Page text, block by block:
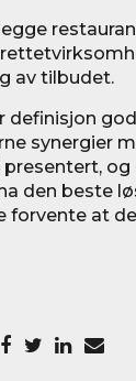
av tilbudet.
definisjon
synergier
den beste
forvente at